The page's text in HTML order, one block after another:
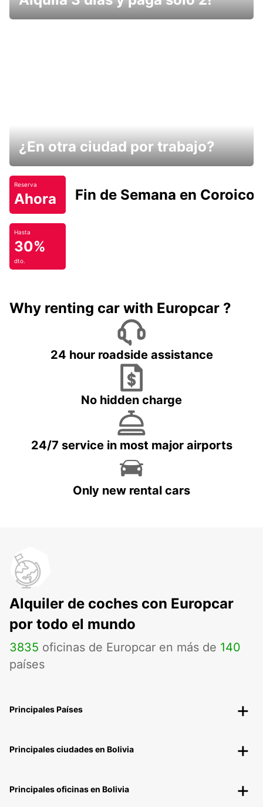
¿En otra ciudad por trabajo?
Reserva
Ahora Fin de Semana en Coroico.
Hasta
30%
dto.
Why renting car with Europcar ?
24 hour roadside assistance
No hidden charge
24/7 service in most major airports
Only new rental cars
Alquiler de coches con Europcar
por todo el mundo
3835 oficinas de Europcar en más de 140
países
Principales Países
Principales ciudades en Bolivia
Principales oficinas en Bolivia